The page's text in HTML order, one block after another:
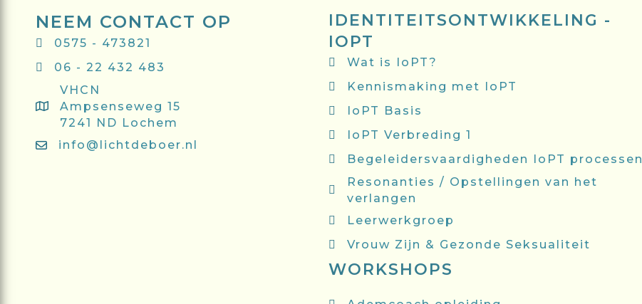
NEEM CONTACT OP
0575 - 473821
06 - 22 432 483
VHCN
Ampsenseweg 15
7241 ND Lochem
info@lichtdeboer.nl
IDENTITEITSONTWIKKELING -
IOPT
Wat is IoPT?
Kennismaking met IoPT
IoPT Basis
IoPT Verbreding 1
Begeleidersvaardigheden IoPT processen
Resonanties / Opstellingen van het
verlangen
Leerwerkgroep
Vrouw Zijn & Gezonde Seksualiteit
WORKSHOPS